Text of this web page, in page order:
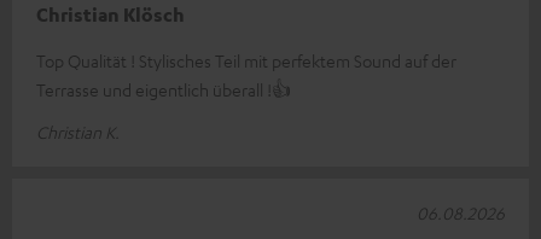
Christian Klösch
Top Qualität ! Stylisches Teil mit perfektem Sound auf der
Terrasse und eigentlich überall !👍
Christian K.
06.08.2026